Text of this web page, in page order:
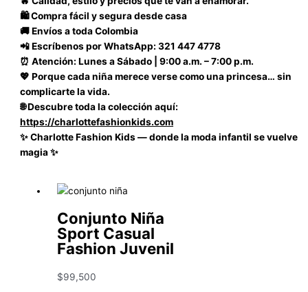
🛍️ Compra fácil y segura desde casa
🚚 Envíos a toda Colombia
📲 Escríbenos por WhatsApp: 321 447 4778
⏰ Atención: Lunes a Sábado | 9:00 a.m. – 7:00 p.m.
💖 Porque cada niña merece verse como una princesa… sin
complicarte la vida.
🌐 Descubre toda la colección aquí:
https://charlottefashionkids.com
✨ Charlotte Fashion Kids — donde la moda infantil se vuelve
magia ✨
Conjunto Niña
Sport Casual
Fashion Juvenil
$99,500